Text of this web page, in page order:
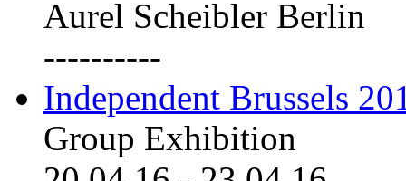
Aurel Scheibler Berlin
----------
Independent Brussels
Group Exhibition